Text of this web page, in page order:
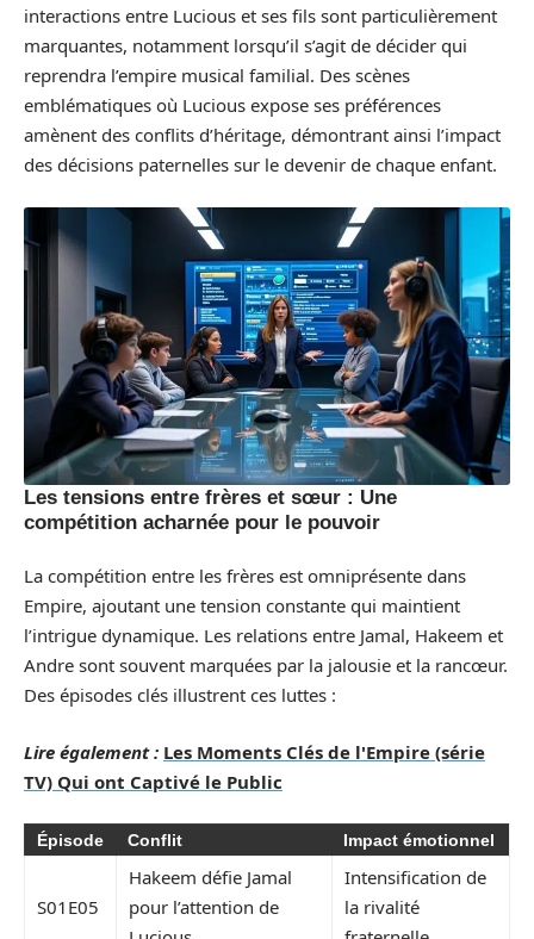
interactions entre Lucious et ses fils sont particulièrement
marquantes, notamment lorsqu’il s’agit de décider qui
reprendra l’empire musical familial. Des scènes
emblématiques où Lucious expose ses préférences
amènent des conflits d’héritage, démontrant ainsi l’impact
des décisions paternelles sur le devenir de chaque enfant.
Les tensions entre frères et sœur : Une
compétition acharnée pour le pouvoir
La compétition entre les frères est omniprésente dans
Empire, ajoutant une tension constante qui maintient
l’intrigue dynamique. Les relations entre Jamal, Hakeem et
Andre sont souvent marquées par la jalousie et la rancœur.
Des épisodes clés illustrent ces luttes :
Lire également : Les Moments Clés de l'Empire (série
TV) Qui ont Captivé le Public
Épisode Conflit Impact émotionnel
S01E05
Hakeem défie Jamal
pour l’attention de
Intensification de
la rivalité